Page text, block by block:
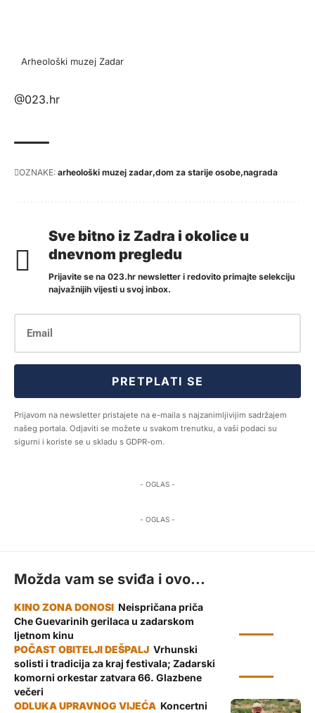
Arheološki muzej Zadar
@023.hr
OZNAKE: arheološki muzej zadar dom za starije osobe nagrada
Sve bitno iz Zadra i okolice u
dnevnom pregledu
Prijavite se na 023.hr newsletter i redovito primajte selekciju
najvažnijih vijesti u svoj inbox.
PRETPLATI SE
Prijavom na newsletter pristajete na e-maila s najzanimljivijim sadržajem
našeg portala. Odjaviti se možete u svakom trenutku, a vaši podaci su
sigurni i koriste se u skladu s GDPR-om.
- OGLAS -
- OGLAS -
Možda vam se sviđa i ovo...
Neispričana priča
Che Guevarinih gerilaca u zadarskom
ljetnom kinu
Vrhunski
solisti i tradicija za kraj festivala; Zadarski
komorni orkestar zatvara 66. Glazbene
večeri
Koncertni